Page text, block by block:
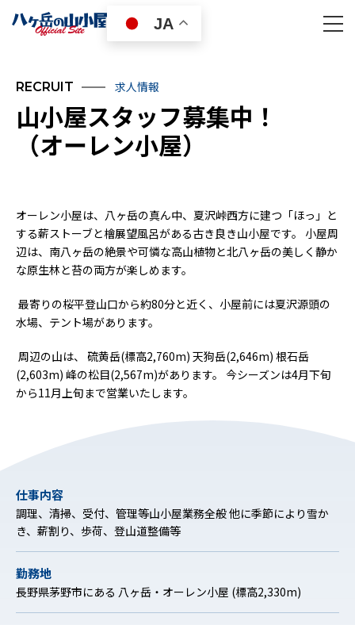
JA
RECRUIT 求人情報
山小屋スタッフ募集中！
（オーレン小屋）
オーレン小屋は、八ヶ岳の真ん中、夏沢峠西方に建つ「ほっ」と
する薪ストーブと檜展望風呂がある古き良き山小屋です。 小屋周
辺は、南八ヶ岳の絶景や可憐な高山植物と北八ヶ岳の美しく静か
な原生林と苔の両方が楽しめます。
最寄りの桜平登山口から約80分と近く、小屋前には夏沢源頭の
水場、テント場があります。
周辺の山は、 硫黄岳(標高2,760m) 天狗岳(2,646m) 根石岳
(2,603m) 峰の松目(2,567m)があります。 今シーズンは4月下旬
から11月上旬まで営業いたします。
仕事内容
調理、清掃、受付、管理等山小屋業務全般 他に季節により雪か
き、薪割り、歩荷、登山道整備等
勤務地
長野県茅野市にある 八ヶ岳・オーレン小屋 (標高2,330m)